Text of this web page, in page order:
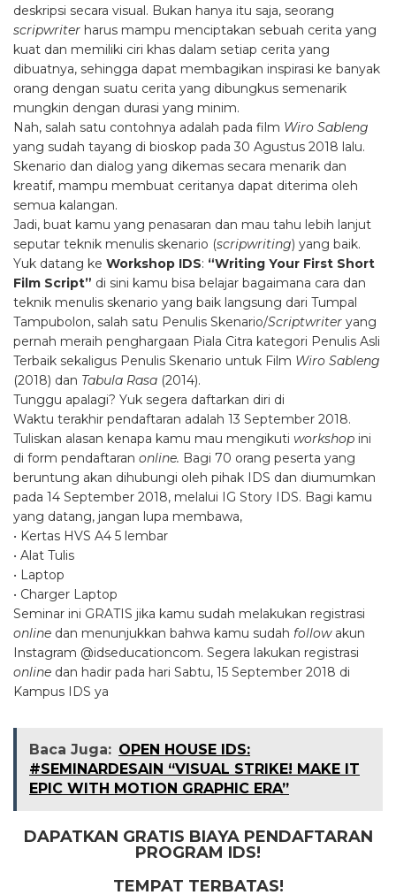
deskripsi secara visual. Bukan hanya itu saja, seorang
scripwriter harus mampu menciptakan sebuah cerita yang
kuat dan memiliki ciri khas dalam setiap cerita yang
dibuatnya, sehingga dapat membagikan inspirasi ke banyak
orang dengan suatu cerita yang dibungkus semenarik
mungkin dengan durasi yang minim.
Nah, salah satu contohnya adalah pada film Wiro Sableng
yang sudah tayang di bioskop pada 30 Agustus 2018 lalu.
Skenario dan dialog yang dikemas secara menarik dan
kreatif, mampu membuat ceritanya dapat diterima oleh
semua kalangan.
Jadi, buat kamu yang penasaran dan mau tahu lebih lanjut
seputar teknik menulis skenario (scripwriting) yang baik.
Yuk datang ke Workshop IDS: “Writing Your First Short
Film Script” di sini kamu bisa belajar bagaimana cara dan
teknik menulis skenario yang baik langsung dari Tumpal
Tampubolon, salah satu Penulis Skenario/Scriptwriter yang
pernah meraih penghargaan Piala Citra kategori Penulis Asli
Terbaik sekaligus Penulis Skenario untuk Film Wiro Sableng
(2018) dan Tabula Rasa (2014).
Tunggu apalagi? Yuk segera daftarkan diri di
Waktu terakhir pendaftaran adalah 13 September 2018.
Tuliskan alasan kenapa kamu mau mengikuti workshop ini
di form pendaftaran online. Bagi 70 orang peserta yang
beruntung akan dihubungi oleh pihak IDS dan diumumkan
pada 14 September 2018, melalui IG Story IDS. Bagi kamu
yang datang, jangan lupa membawa,
• Kertas HVS A4 5 lembar
• Alat Tulis
• Laptop
• Charger Laptop
Seminar ini GRATIS jika kamu sudah melakukan registrasi
online dan menunjukkan bahwa kamu sudah followakun
Instagram @idseducationcom. Segera lakukan registrasi
online dan hadir pada hari Sabtu, 15 September 2018 di
Kampus IDS ya
Baca Juga: OPEN HOUSE IDS:
#SEMINARDESAIN “VISUAL STRIKE! MAKE IT
EPIC WITH MOTION GRAPHIC ERA”
DAPATKAN GRATIS BIAYA PENDAFTARAN
PROGRAM IDS!
TEMPAT TERBATAS!